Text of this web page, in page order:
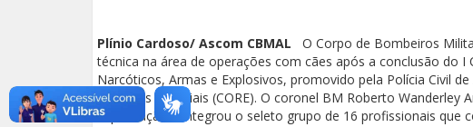
Plínio Cardoso/ Ascom CBMAL O Corpo de Bombeiros
técnica na área de operações com cães após a conclusão do I
Narcóticos, Armas e Explosivos, promovido pela Polícia Civil
Recursos Especiais (CORE). O coronel BM Roberto
capacitação e integrou o seleto grupo de 16 profissionais que